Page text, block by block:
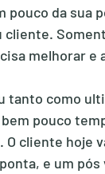
pouco da
cliente.
melhorar e
tanto como
pouco
cliente hoje
e um